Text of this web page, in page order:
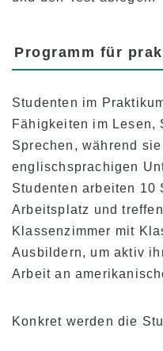
Programm für
Studenten im
Fähigkeiten im Lesen,
Sprechen, während
englischsprachigen
Studenten arbeiten 10
Arbeitsplatz und
Klassenzimmer mit
Ausbildern, um aktiv
Arbeit an
Konkret werden die